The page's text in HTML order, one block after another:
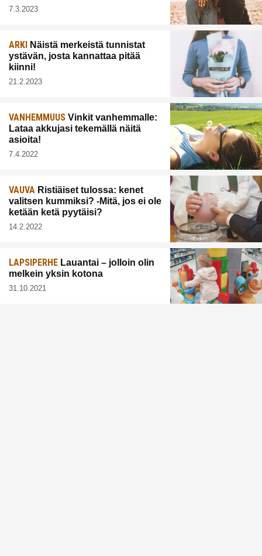
7.3.2023
ARKI Näistä merkeistä tunnistat
ystävän, josta kannattaa pitää
kiinni!
21.2.2023
VANHEMMUUS Vinkit vanhemmalle:
Lataa akkujasi tekemällä näitä
asioita!
7.4.2022
VAUVA Ristiäiset tulossa: kenet
valitsen kummiksi? -Mitä, jos ei ole
ketään ketä pyytäisi?
14.2.2022
LAPSIPERHE Lauantai – jolloin olin
melkein yksin kotona
31.10.2021